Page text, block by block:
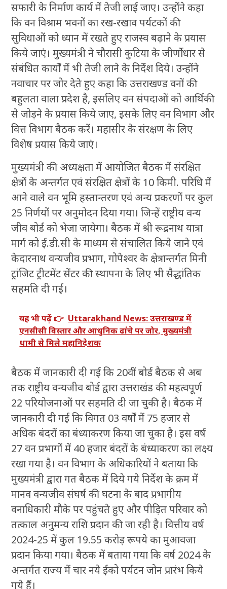
सफारी के निर्माण कार्य में तेजी लाई जाए। उन्होंने कहा
कि वन विश्राम भवनों का रख-रखाव पर्यटकों की
सुविधाओं को ध्यान में रखते हुए राजस्व बढ़ाने के प्रयास
किये जाएं। मुख्यमंत्री ने चौरासी कुटिया के जीर्णोधार से
संबंधित कार्यों में भी तेजी लाने के निर्देश दिये। उन्होंने
नवाचार पर जोर देते हुए कहा कि उत्तराखण्ड वनों की
बहुलता वाला प्रदेश है, इसलिए वन संपदाओं को आर्थिकी
से जोड़ने के प्रयास किये जाए, इसके लिए वन विभाग और
वित्त विभाग बैठक करें। महासीर के संरक्षण के लिए
विशेष प्रयास किये जाएं।
मुख्यमंत्री की अध्यक्षता में आयोजित बैठक में संरक्षित
क्षेत्रों के अन्तर्गत एवं संरक्षित क्षेत्रों के 10 किमी. परिधि में
आने वाले वन भूमि हस्तान्तरण एवं अन्य प्रकरणों पर कुल
25 निर्णयों पर अनुमोदन दिया गया। जिन्हें राष्ट्रीय वन्य
जीव बोर्ड को भेजा जायेगा। बैठक में श्री रूद्रनाथ यात्रा
मार्ग को ई.डी.सी के माध्यम से संचालित किये जाने एवं
केदारनाथ वन्यजीव प्रभाग, गोपेश्वर के क्षेत्रान्तर्गत मिनी
ट्रांजिट ट्रीटमेंट सेंटर की स्थापना के लिए भी सैद्धांतिक
सहमति दी गई।
यह भी पढ़ें 👉 Uttarakhand News: उत्तराखण्ड में
एनसीसी विस्तार और आधुनिक ढांचे पर जोर, मुख्यमंत्री
धामी से मिले महानिदेशक
बैठक में जानकारी दी गई कि 20वीं बोर्ड बैठक से अब
तक राष्ट्रीय वन्यजीव बोर्ड द्वारा उत्तराखंड की महत्वपूर्ण
22 परियोजनाओं पर सहमति दी जा चुकी है। बैठक में
जानकारी दी गई कि विगत 03 वर्षों में 75 हजार से
अधिक बंदरों का बंध्याकरण किया जा चुका है। इस वर्ष
27 वन प्रभागों में 40 हजार बंदरों के बंध्याकरण का लक्ष्य
रखा गया है। वन विभाग के अधिकारियों ने बताया कि
मुख्यमंत्री द्वारा गत बैठक में दिये गये निर्देश के क्रम में
मानव वन्यजीव संघर्ष की घटना के बाद प्रभागीय
वनाधिकारी मौके पर पहुंचते हुए और पीड़ित परिवार को
तत्काल अनुमन्य राशि प्रदान की जा रही है। वित्तीय वर्ष
2024-25 में कुल 19.55 करोड़ रूपये का मुआवजा
प्रदान किया गया। बैठक में बताया गया कि वर्ष 2024 के
अन्तर्गत राज्य में चार नये ईको पर्यटन जोन प्रारंभ किये
गये हैं।